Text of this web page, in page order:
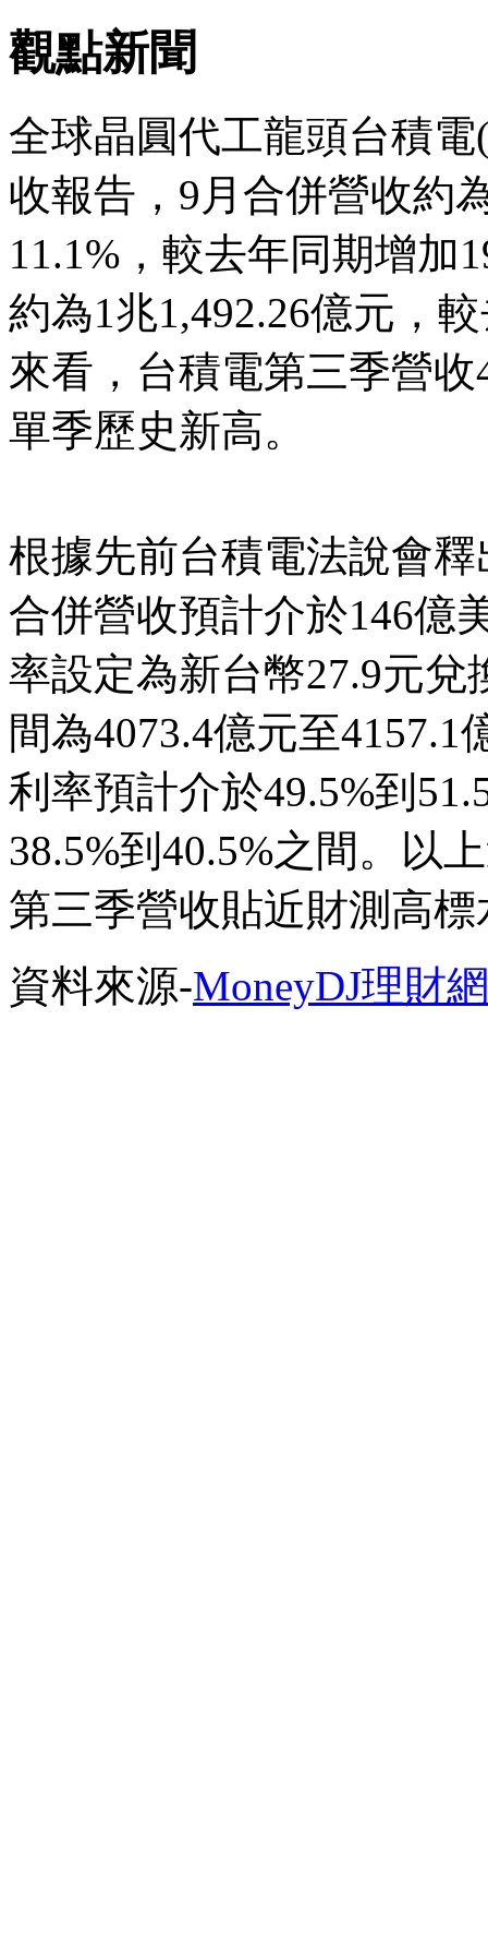
觀點新聞
全球晶圓代工龍頭台積
收報告，9月合併營收約
11.1%，較去年同期增加
約為1兆1,492.26億元，
來看，台積電第三季營收
單季歷史新高。
根據先前台積電法說會
合併營收預計介於146億
率設定為新台幣27.9元
間為4073.4億元至4157.1
利率預計介於49.5%到
38.5%到40.5%之間。以
第三季營收貼近財測高標
資料來源-MoneyDJ理財網